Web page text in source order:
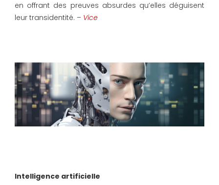
en offrant des preuves absurdes qu’elles déguisent
leur transidentité. – Vice
Intelligence artificielle